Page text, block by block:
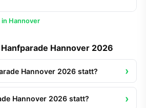
Hannover
Hannover 2026
Hannover 2026 statt?
Hannover 2026 statt?